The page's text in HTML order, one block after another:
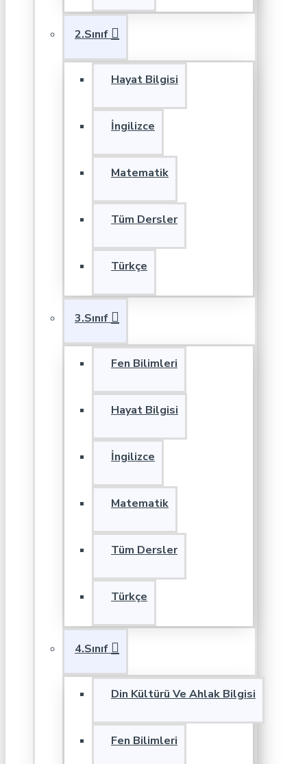
2.Sınıf
Hayat Bilgisi
İngilizce
Matematik
Tüm Dersler
Türkçe
3.Sınıf
Fen Bilimleri
Hayat Bilgisi
İngilizce
Matematik
Tüm Dersler
Türkçe
4.Sınıf
Din Kültürü Ve Ahlak Bilgisi
Fen Bilimleri